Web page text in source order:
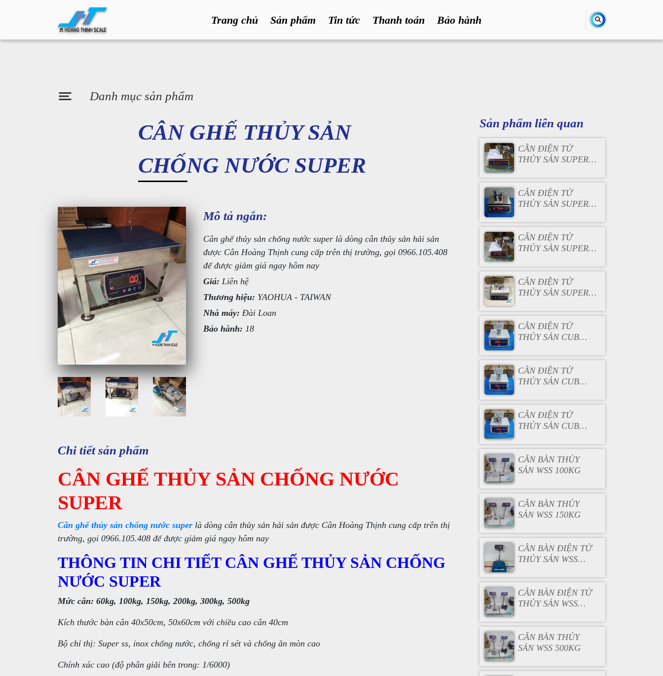
Trang chủ Sản phẩm Tin tức Thanh toán Bảo hành
Danh mục sản phẩm
CÂN GHẾ THỦY SẢN
CHỐNG NƯỚC SUPER
Mô tả ngắn:
Cân ghế thủy sản chống nước super là dòng cân thủy sản hải sản
được Cân Hoàng Thịnh cung cấp trên thị trường, gọi 0966.105.408
để được giảm giá ngay hôm nay
Giá: Liên hệ
Thương hiệu: YAOHUA - TAIWAN
Nhà máy: Đài Loan
Bảo hành: 18
Chi tiết sản phẩm
CÂN GHẾ THỦY SẢN CHỐNG NƯỚC
SUPER
Cân ghế thủy sản chống nước super là dòng cân thủy sản hải sản được Cân Hoàng Thịnh cung cấp trên thị
trường, gọi 0966.105.408 để được giảm giá ngay hôm nay
THÔNG TIN CHI TIẾT CÂN GHẾ THỦY SẢN CHỐNG
NƯỚC SUPER
Mức cân: 60kg, 100kg, 150kg, 200kg, 300kg, 500kg
Kích thước bàn cân 40x50cm, 50x60cm với chiều cao cân 40cm
Bộ chỉ thị: Super ss, inox chống nước, chống rỉ sét và chống ăn mòn cao
Chính xác cao (độ phân giải bên trong: 1/6000)
Sản phẩm liên quan
CÂN ĐIỆN TỬ
THỦY SẢN SUPER
CÂN ĐIỆN TỬ
THỦY SẢN SUPER
CÂN ĐIỆN TỬ
THỦY SẢN SUPER
CÂN ĐIỆN TỬ
THỦY SẢN SUPER
CÂN ĐIỆN TỬ
THỦY SẢN CUB
CÂN ĐIỆN TỬ
THỦY SẢN CUB
CÂN ĐIỆN TỬ
THỦY SẢN CUB
CÂN BÀN THỦY
SẢN WSS 100KG
CÂN BÀN THỦY
SẢN WSS 150KG
CÂN BÀN ĐIỆN TỬ
THỦY SẢN WSS
CÂN BÀN ĐIỆN TỬ
THỦY SẢN WSS
CÂN BÀN THỦY
SẢN WSS 500KG